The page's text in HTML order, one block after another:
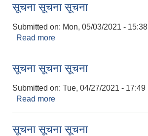
सूचना सूचना सूचना
Submitted on: Mon, 05/03/2021 - 15:38
Read more
सूचना सूचना सूचना
Submitted on: Tue, 04/27/2021 - 17:49
Read more
सूचना सूचना सूचना